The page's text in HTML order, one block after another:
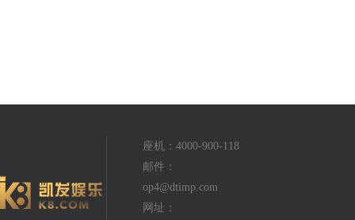
座机：4000-900-118
邮件：
op4@dtimp.com
网址：